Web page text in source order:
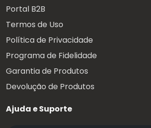
Portal B2B
Termos de Uso
Política de Privacidade
Programa de Fidelidade
Garantia de Produtos
Devolução de Produtos
Ajuda e Suporte